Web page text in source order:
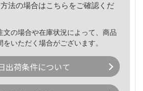
法の場合はこちら をご確認くだ
の場合や在庫状況によって、商品
いただく場合がございます。
出荷条件について